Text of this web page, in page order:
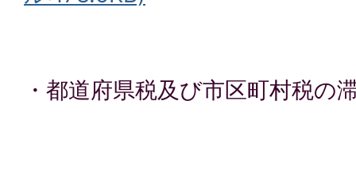
・都道府県税及び市区町村税の